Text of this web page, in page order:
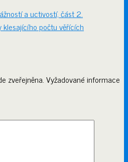
a uctivostí, část 2.
klesajícího počtu věřících
zveřejněna.Vyžadované informace